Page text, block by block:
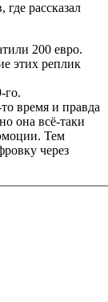
рассказал
200 евро.
этих реплик
го.
время и правда
она всё-таки
Тем
через